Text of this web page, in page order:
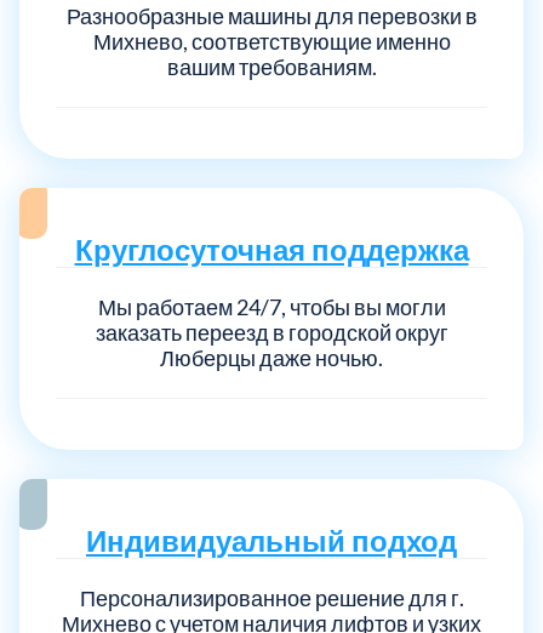
Разнообразные машины для перевозки в
Михнево, соответствующие именно
вашим требованиям.
Круглосуточная поддержка
Мы работаем 24/7, чтобы вы могли
заказать переезд в городской округ
Люберцы даже ночью.
Индивидуальный подход
Персонализированное решение для г.
Михнево с учетом наличия лифтов и узких